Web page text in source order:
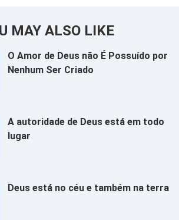
MAY ALSO LIKE
O Amor de Deus não É Possuído por
Nenhum Ser Criado
A autoridade de Deus está em todo
lugar
Deus está no céu e também na terra